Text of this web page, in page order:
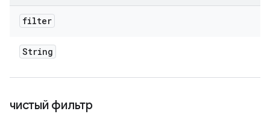
filter
String
чистый фильтр